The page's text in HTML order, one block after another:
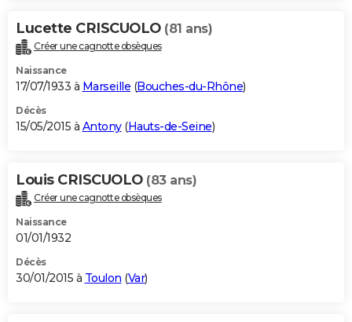
Lucette CRISCUOLO (81 ans)
Créer une cagnotte obsèques
Naissance
17/07/1933 à Marseille (Bouches-du-Rhône)
Décès
15/05/2015 à Antony(Hauts-de-Seine)
Louis CRISCUOLO (83 ans)
Créer une cagnotte obsèques
Naissance
01/01/1932
Décès
30/01/2015 à Toulon (Var)